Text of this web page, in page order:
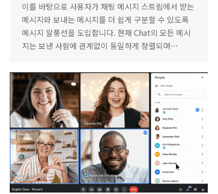
이를 바탕으로 사용자가 채팅 메시지 스트림에서 받는
메시지와 보내는 메시지를 더 쉽게 구분할 수 있도록
메시지 말풍선을 도입합니다. 현재 Chat의 모든 메시
지는 보낸 사람에 관계없이 동일하게 정렬되며…